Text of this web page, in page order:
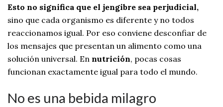
Esto no significa que el jengibre sea perjudicial,
sino que cada organismo es diferente y no todos
reaccionamos igual. Por eso conviene desconfiar de
los mensajes que presentan un alimento como una
solución universal. En nutrición, pocas cosas
funcionan exactamente igual para todo el mundo.
No es una bebida milagro